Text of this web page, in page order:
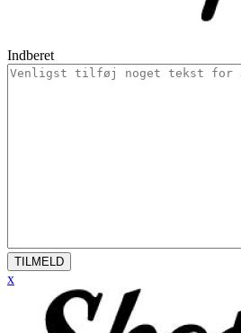
Indberet
TILMELD
x